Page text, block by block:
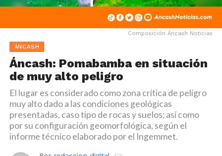
Composición Áncash Noticias
ÁNCASH
Áncash: Pomabamba en situación
de muy alto peligro
El lugar es considerado como zona crítica de peligro
muy alto dado a las condiciones geológicas
presentadas, caso tipo de rocas y suelos; así como
por su configuración geomorfológica, según el
informe técnico elaborado por el Ingemmet.